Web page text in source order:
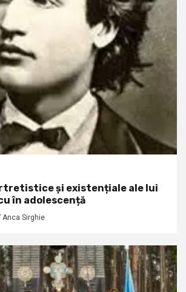
și existențiale ale lui
în adolescență
Anca Sirghie